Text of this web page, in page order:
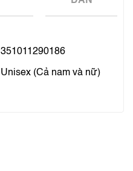
351011290186
Unisex (Cả nam và nữ)